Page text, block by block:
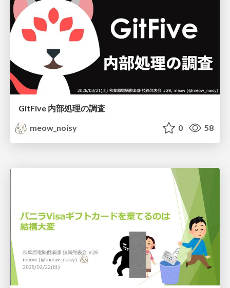
GitFive 内部処理の調査
meow_noisy
0 58